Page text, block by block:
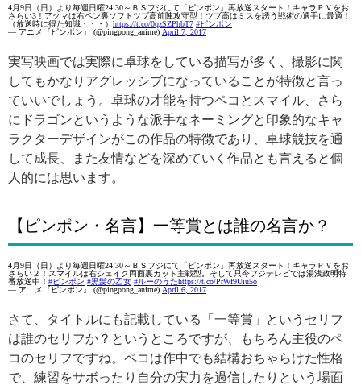
4月9日（日）より毎週日曜24:30～ＢＳフジにて「ピンポン」再放送スタート！キャラＰＶをお
さらい3！アクマは右ペン裏ソフトツブ高前陣攻守型！ツブ高はミスを誘う戦術の選手に最適！
（放送時に得た知識・・・） https://t.co/0qzSZPhbT7 #ピンポン
— アニメ『ピンポン』 (@pingpong_anime) April 7, 2017
実写映画では実際に卓球をしている描写が多く、撮影に関
してもかなりアグレッシブになっていることが特徴と言っ
ていいでしょう。卓球の才能を持つペコとスマイル、さら
にドラゴンというような派手なネーミングと印象的なキャ
ラクターデザインがこの作品の特徴であり、卓球競技を通
して成長、また友情などを深めていく作品とも言えると個
人的には思います。
【ピンポン・名言】一等賞とは誰の名言か？
4月9日（日）より毎週日曜24:30～ＢＳフジにて「ピンポン」再放送スタート！キャラＰＶをお
さらい２！スマイルは右シェイク両面裏カット主戦型。そして只今フジテレビでは湯浅政明特
番放送中！ #ピンポン #黒髪の乙女 #ルーのうたhttps://t.co/PrWf9Uiu5o
— アニメ『ピンポン』 (@pingpong_anime) April 6, 2017
さて、タイトルにも記載している「一等賞」というセリフ
は誰のセリフか？というところですが、もちろん主役のペ
コのセリフですね。ペコは作中でも結構おちゃらけた性格
で、練習をサボったり自分の実力を過信したりという場面